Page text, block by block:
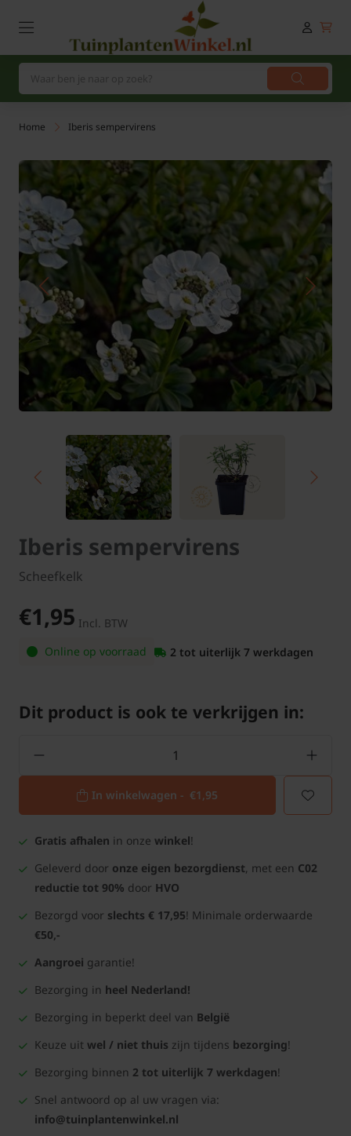
Home Iberis sempervirens
Iberis sempervirens
Scheefkelk
€1,95 Incl. BTW
Online op voorraad
2 tot uiterlijk 7 werkdagen
Dit product is ook te verkrijgen in:
In winkelwagen - €1,95
Gratis afhalen in onze winkel!
Geleverd door onze eigen bezorgdienst, met een C02
reductie tot 90% door HVO
Bezorgd voor slechts € 17,95! Minimale orderwaarde
€50,-
Aangroei garantie!
Bezorging in heel Nederland!
Bezorging in beperkt deel van België
Keuze uit wel / niet thuis zijn tijdens bezorging!
Bezorging binnen 2 tot uiterlijk 7 werkdagen!
Snel antwoord op al uw vragen via:
info@tuinplantenwinkel.nl